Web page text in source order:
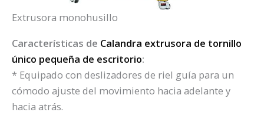
Extrusora monohusillo
Características de Calandra extrusora de tornillo
único pequeña de escritorio:
* Equipado con deslizadores de riel guía para un
cómodo ajuste del movimiento hacia adelante y
hacia atrás.